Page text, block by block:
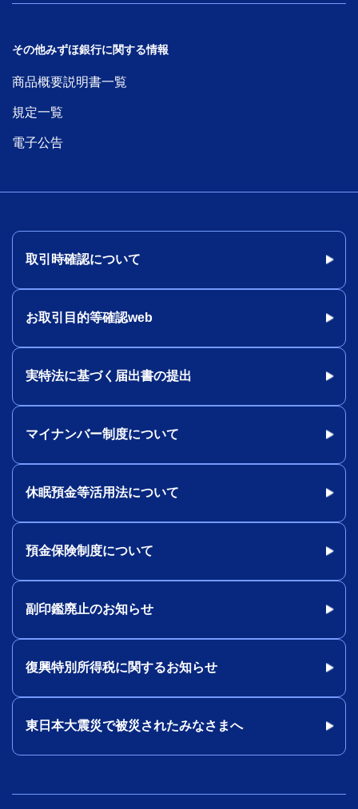
その他みずほ銀行に関する情報
商品概要説明書一覧
規定一覧
電子公告
取引時確認について
お取引目的等確認web
実特法に基づく届出書の提出
マイナンバー制度について
休眠預金等活用法について
預金保険制度について
副印鑑廃止のお知らせ
復興特別所得税に関するお知らせ
東日本大震災で被災されたみなさまへ